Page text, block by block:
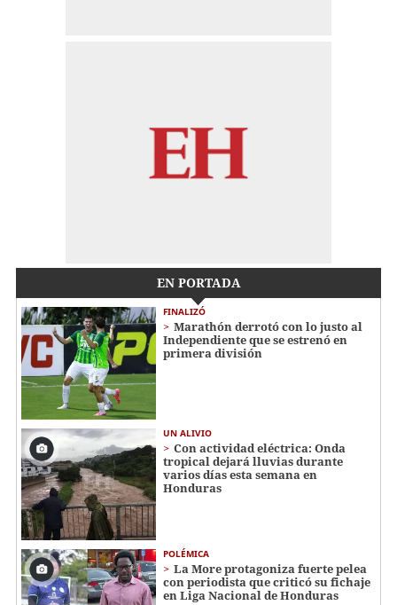
EN PORTADA
FINALIZÓ
Marathón derrotó con lo justo al
Independiente que se estrenó en
primera división
UN ALIVIO
Con actividad eléctrica: Onda
tropical dejará lluvias durante
varios días esta semana en
Honduras
POLÉMICA
La More protagoniza fuerte pelea
con periodista que criticó su fichaje
en Liga Nacional de Honduras